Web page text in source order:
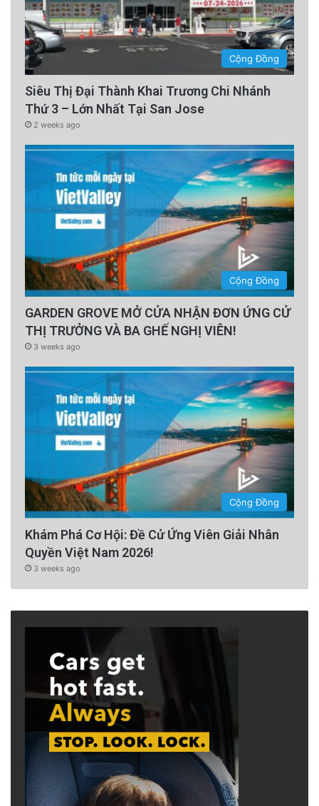
Cộng Đồng
Siêu Thị Đại Thành Khai Trương Chi Nhánh
Thứ 3 – Lớn Nhất Tại San Jose
2 weeks ago
Cộng Đồng
GARDEN GROVE MỞ CỬA NHẬN ĐƠN ỨNG CỬ
THỊ TRƯỞNG VÀ BA GHẾ NGHỊ VIÊN!
3 weeks ago
Cộng Đồng
Khám Phá Cơ Hội: Đề Cử Ứng Viên Giải Nhân
Quyền Việt Nam 2026!
3 weeks ago